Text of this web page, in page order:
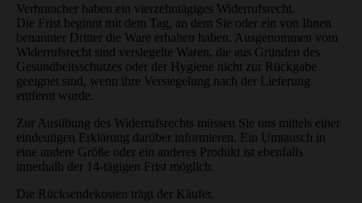
Verbraucher haben ein vierzehntägiges Widerrufsrecht.
Die Frist beginnt mit dem Tag, an dem Sie oder ein von Ihnen
benannter Dritter die Ware erhalten haben. Ausgenommen vom
Widerrufsrecht sind versiegelte Waren, die aus Gründen des
Gesundheitsschutzes oder der Hygiene nicht zur Rückgabe
geeignet sind, wenn ihre Versiegelung nach der Lieferung
entfernt wurde.
Zur Ausübung des Widerrufsrechts müssen Sie uns mittels einer
eindeutigen Erklärung darüber informieren. Ein Umtausch in
eine andere Größe oder ein anderes Produkt ist ebenfalls
innerhalb der 14-tägigen Frist möglich.
Die Rücksendekosten trägt der Käufer.